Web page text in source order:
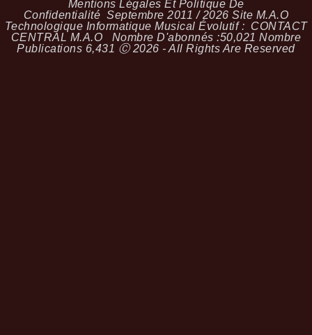
Mentions Légales Et Politique De
Confidentialité Septembre 2011 / 2026 Site M.A.O
Technologique Informatique Musical Évolutif : CONTACT
CENTRAL M.A.O Nombre D'abonnés :50,021 Nombre
Publications 6,431 Ⓒ 2026 - All Rights Are Reserved